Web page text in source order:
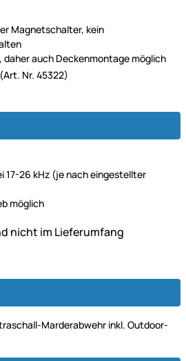
Magnetschalter, kein
auch Deckenmontage möglich
(Art. Nr. 45322)
17-26 kHz (je nach eingestellter
möglich
nicht im Lieferumfang
Marderabwehr inkl. Outdoor-